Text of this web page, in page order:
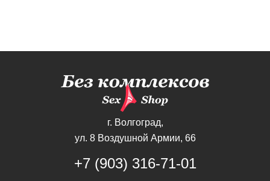
г. Волгоград,
ул. 8 Воздушной Армии, 66
+7 (903) 316-71-01